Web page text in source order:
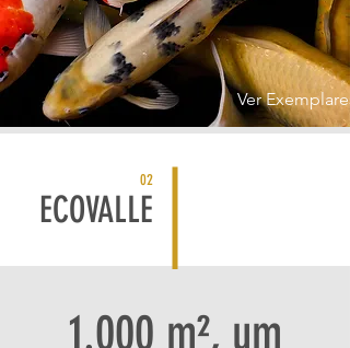
Ver Exemplares
ECOVALLE
02
1.000 m², um